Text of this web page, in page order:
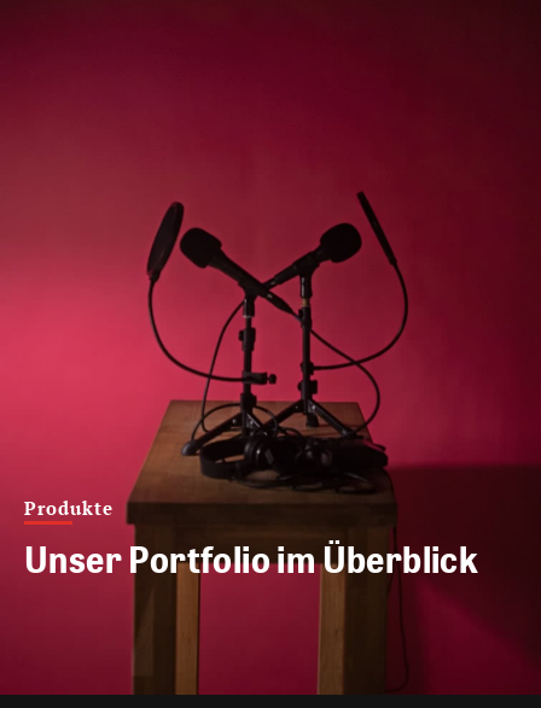
Produkte
Unser Portfolio im Überblick